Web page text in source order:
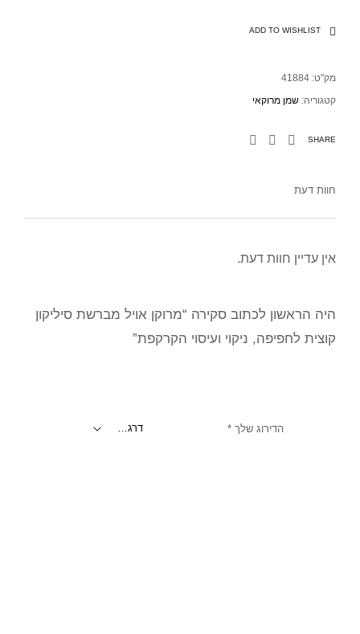
ADD TO WISHLIST
מק"ט: 41884
קטגוריה: שמן מרוקאי
SHARE
חוות דעת
אין עדיין חוות דעת.
היה הראשון לכתוב סקירה “מרוקן אויל מברשת סיליקון
קוצית לחפיפה, ניקוי ועיסוי הקרקפת”
הדירוג שלך *